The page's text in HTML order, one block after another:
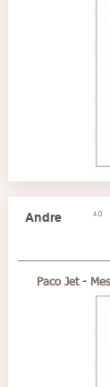
Andre 4.0
la
Paco Jet -